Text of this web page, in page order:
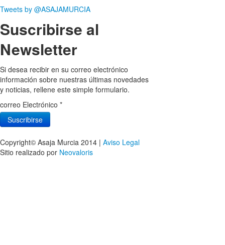
Tweets by @ASAJAMURCIA
Suscribirse al
Newsletter
Si desea recibir en su correo electrónico
información sobre nuestras últimas novedades
y noticias, rellene este simple formulario.
correo Electrónico *
Copyright© Asaja Murcia 2014 | Aviso Legal
Sitio realizado por Neovaloris